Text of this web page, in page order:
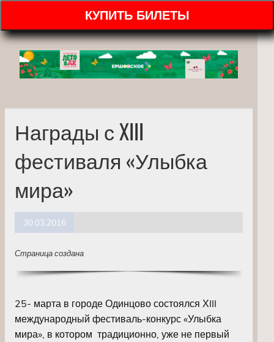
КУПИТЬ БИЛЕТЫ
Награды с XIII
фестиваля «Улыбка
мира»
30.03.2016
Страница создана
25- марта в городе Одинцово состоялся ХIII
международный фестиваль-конкурс «Улыбка
мира», в котором традиционно, уже не первый